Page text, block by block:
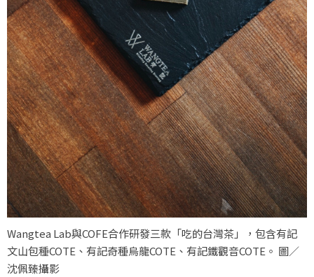
Wangtea Lab與COFE合作研發三款「吃的台灣茶」，包含有記
文山包種COTE、有記奇種烏龍COTE、有記鐵觀音COTE。 圖／
沈佩臻攝影